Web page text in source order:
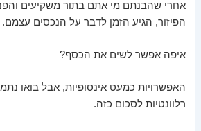
אחרי שהבנתם מי אתם בתור משקיעים
הפיזור, הגיע הזמן לדבר על הנכסים עצמם.
איפה אפשר לשים את הכסף?
האפשרויות כמעט אינסופיות, אבל בואו
רלוונטיות לסכום כזה.